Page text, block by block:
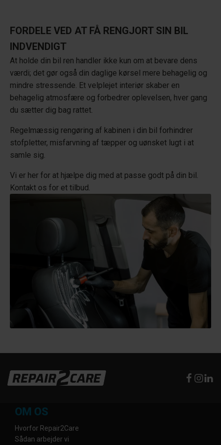
FORDELE VED AT FÅ RENGJORT SIN BIL
INDVENDIGT
At holde din bil ren handler ikke kun om at bevare dens
værdi; det gør også din daglige kørsel mere behagelig og
mindre stressende. Et velplejet interiør skaber en
behagelig atmosfære og forbedrer oplevelsen, hver gang
du sætter dig bag rattet.
Regelmæssig rengøring af kabinen i din bil forhindrer
stofpletter, misfarvning af tæpper og uønsket lugt i at
samle sig.
Vi er her for at hjælpe dig med at passe godt på din bil.
Kontakt os for et tilbud.
OM OS
Hvorfor Repair2Care
Sådan arbejder vi